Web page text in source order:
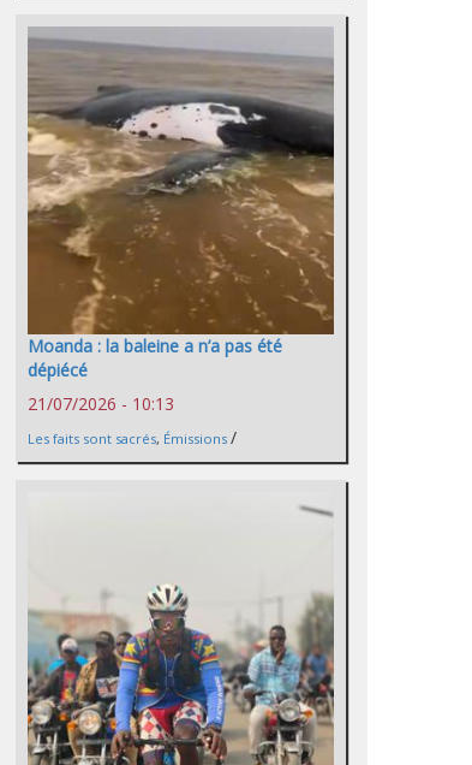
Moanda : la baleine a n’a pas été
dépiécé
21/07/2026 - 10:13
Les faits sont sacrés, Émissions /